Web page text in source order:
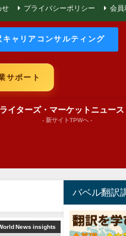
せ プライバシーポリシー 会員
キャリアコンサルティング
サポート
ライターズ・マーケットニュース
- 新サイトTPWへ -
News insights 文芸（プ
バベル翻訳